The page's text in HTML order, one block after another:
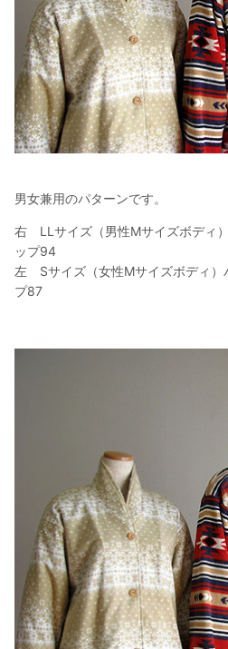
男女兼用のパターンです。
右 LLサイズ（男性Mサイズボデ
ップ94
左 Sサイズ（女性Mサイズボディ
プ87